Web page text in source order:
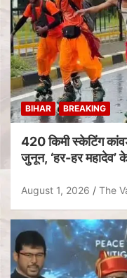
BIHAR BREAKING
420 किमी स्केटिंग
जुनून, ‘हर-हर
August 1, 2026 The